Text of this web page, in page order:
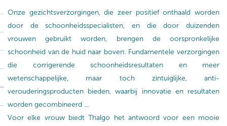
Onze gezichtsverzorgingen, die zeer positief onthaald worden
door de schoonheidsspecialisten, en die door duizenden
vrouwen gebruikt worden, brengen de oorspronkelijke
schoonheid van de huid naar boven: Fundamentele verzorgingen
die corrigerende schoonheidsresultaten en meer
wetenschappelijke, maar toch zintuiglijke, anti-
verouderingsproducten bieden, waarbij innovatie en resultaten
worden gecombineerd ...
Voor elke vrouw biedt Thalgo het antwoord voor een mooie